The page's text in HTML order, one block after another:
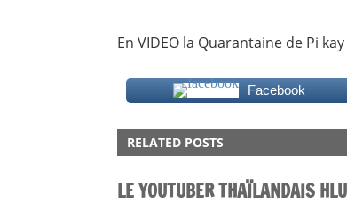
En VIDEO la Quarantaine de Pi kay
Facebook
WEB
RELATED POSTS
LE YOUTUBER THAÏLANDAIS